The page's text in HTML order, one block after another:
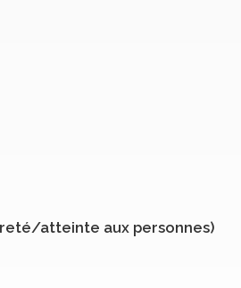
atteinte aux personnes)